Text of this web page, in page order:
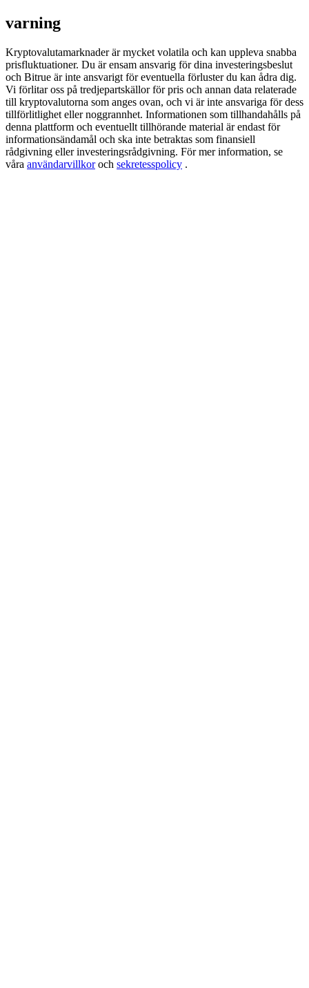
Deposit CASHCAT & Win
Share 500000 CASHCAT prize pool
Exclusive for BitMart Users
Register & Trade to Win 500,000 USDT
varning
Kryptovalutamarknader är mycket volatila och kan uppleva snabba
prisfluktuationer. Du är ensam ansvarig för dina investeringsbeslut
och Bitrue är inte ansvarigt för eventuella förluster du kan ådra dig.
Vi förlitar oss på tredjepartskällor för pris och annan data relaterade
till kryptovalutorna som anges ovan, och vi är inte ansvariga för dess
tillförlitlighet eller noggrannhet. Informationen som tillhandahålls på
denna plattform och eventuellt tillhörande material är endast för
informationsändamål och ska inte betraktas som finansiell
rådgivning eller investeringsrådgivning. För mer information, se
våra användarvillkoroch sekretesspolicy .